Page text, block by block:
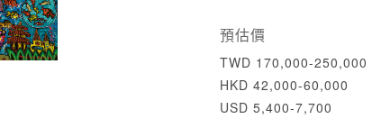
預估價
TWD 170,000-250,000
HKD 42,000-60,000
USD 5,400-7,700